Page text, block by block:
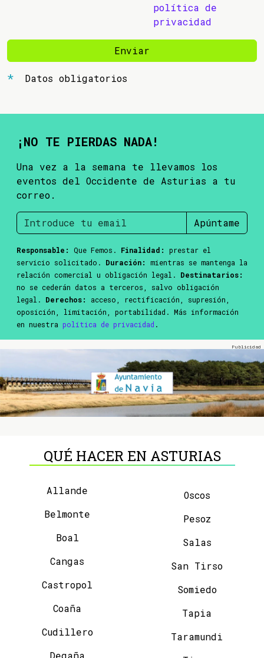
política de
privacidad
Enviar
Datos obligatorios
¡NO TE PIERDAS NADA!
Una vez a la semana te llevamos los
eventos del Occidente de Asturias a tu
correo.
Apúntame
Responsable: Que Femos. Finalidad:
prestar el
servicio solicitado. Duración:
mientras se mantenga la
relación comercial u obligación legal. Destinatarios:
no se cederán datos a terceros, salvo obligación
legal. Derechos:
acceso, rectificación, supresión,
oposición, limitación, portabilidad. Más información
en nuestra política de privacidad .
QUÉ HACER EN ASTURIAS
Allande
Belmonte
Boal
Cangas
Castropol
Coaña
Cudillero
Degaña
Oscos
Pesoz
Salas
San Tirso
Somiedo
Tapia
Taramundi